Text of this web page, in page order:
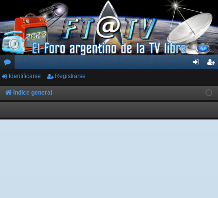
or
os
ar
ist
rs
Identificarse Registrarse
Índice general